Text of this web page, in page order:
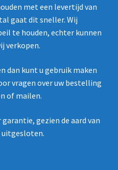
met een levertijd van
gaat dit sneller. Wij
te houden, echter kunnen
verkopen.
dan kunt u gebruik maken
vragen over uw bestelling
of mailen.
gezien de aard van
uitgesloten.